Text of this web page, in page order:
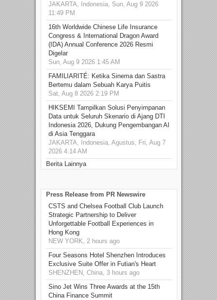
JAKARTA, Indonesia, Sun, Aug 9 2026
11:49 PM
16th Worldwide Chinese Life Insurance
Congress & International Dragon Award
(IDA) Annual Conference 2026 Resmi
Digelar
Sun, Aug 9 2026 1:45 AM
FAMILIARITÉ: Ketika Sinema dan Sastra
Bertemu dalam Sebuah Karya Puitis
Sat, Aug 8 2026 2:19 PM
HIKSEMI Tampilkan Solusi Penyimpanan
Data untuk Seluruh Skenario di Ajang DTI
Indonesia 2026, Dukung Pengembangan AI
di Asia Tenggara
JAKARTA, Indonesia, Agustus, Fri, Aug 7
2026 4:14 AM
Berita Lainnya
Press Release from PR Newswire
CSTS and Chelsea Football Club Launch
Strategic Partnership to Deliver
Unforgettable Football Experiences in
Hong Kong
NEW YORK, 2 hours ago
Four Seasons Hotel Shenzhen Introduces
Exclusive Suite Offer in Futian's Heart
SHENZHEN, China, 3 hours ago
Sino Jet Wins Three Awards at the 15th
China Finance Summit